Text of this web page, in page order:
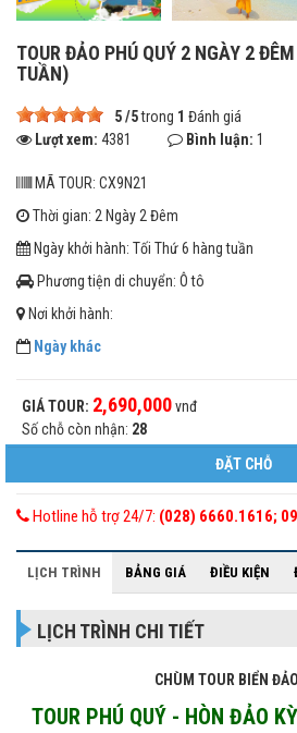
TOUR ĐẢO PHÚ QUÝ 2 NGÀY 2
TUẦN)
5/5trong 1 Đánh giá
Lượt xem: 4381 Bình luận: 1
MÃ TOUR: CX9N21
Thời gian: 2 Ngày 2 Đêm
Ngày khởi hành: Tối Thứ 6 hàng tuần
Phương tiện di chuyển: Ô tô
Nơi khởi hành:
Ngày khác
GIÁ TOUR: 2,690,000vnđ
Số chỗ còn nhận: 28
ĐẶT CHỖ
Hotline hỗ trợ 24/7: (028) 6660.1616;
LỊCH TRÌNH BẢNG GIÁ ĐIỀU KIỆN
LỊCH TRÌNH CHI TIẾT
CHÙM TOUR BIỂN
TOUR PHÚ QUÝ - HÒN ĐẢO